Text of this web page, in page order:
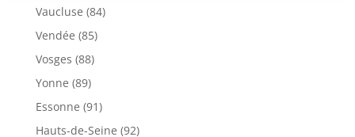
Vaucluse (84)
Vendée (85)
Vosges (88)
Yonne (89)
Essonne (91)
Hauts-de-Seine (92)